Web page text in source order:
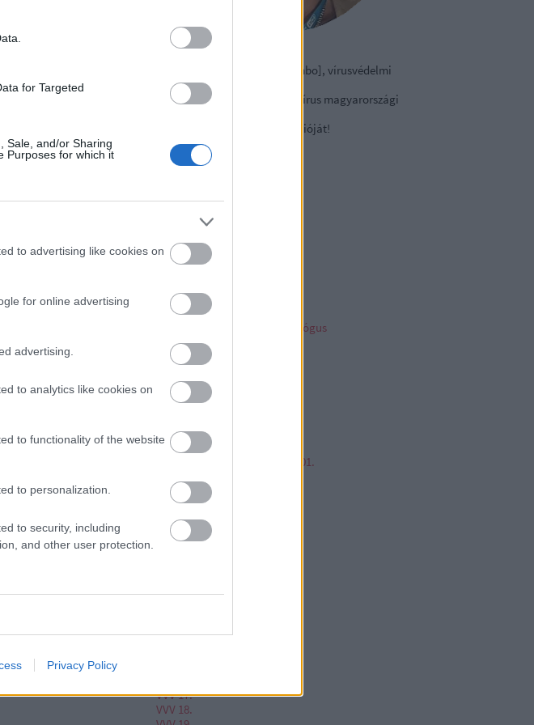
for Targeted
Sale, and/or Sharing
Purposes for which it
to advertising like cookies on
for online advertising
advertising.
to analytics like cookies on
to functionality of the website
to personalization.
to security, including
and other user protection.
Privacy Policy
Csizmazia-Darab István [Rambo], vírusvédelmi
tanácsadó
Sicontact Kft., a NOD32 antivírus magyarországi
próbaverzióját!
Bsky
rambo archiv
Rambo archívum
other linkz
Appleblog
Deliága Éva gyermekpszichológus
Intelligens vagyonvédelem
Irány a tech
Koren Balázs
Pintér Zsolt @Mp3Pintyo
pcw cikkz
A Vírusok Varázslatos Világa 01.
VVV 03.
VVV 04.
VVV 05.
VVV 06.
VVV 10.
VVV 13.
VVV 17.
VVV 18.